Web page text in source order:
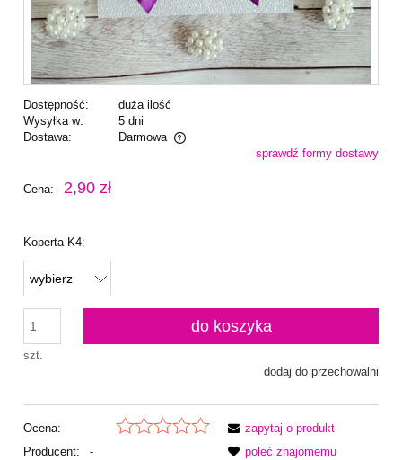
Dostępność:
duża ilość
Wysyłka w:
5 dni
Dostawa:
Darmowa
Cena nie zawiera ewentualnych kosztów płatnościsprawdź formy dostawy
Cena: 2,90 zł
Koperta K4:
szt.
do koszyka
dodaj do przechowalni
Ocena:
Producent:
-
zapytaj o produkt
poleć znajomemu